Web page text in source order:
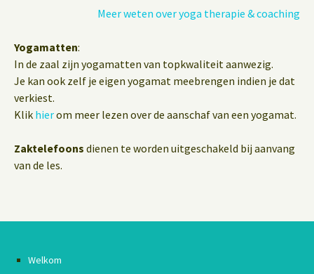
Meer weten over yoga therapie & coaching
Yogamatten:
In de zaal zijn yogamatten van topkwaliteit aanwezig.
Je kan ook zelf je eigen yogamat meebrengen indien je dat
verkiest.
Klik hierom meer lezen over de aanschaf van een yogamat.
Zaktelefoons dienen te worden uitgeschakeld bij aanvang
van de les.
Welkom